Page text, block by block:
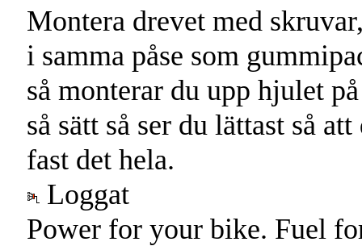
Montera drevet med
i samma påse som
så monterar du upp hjulet
så sätt så ser du lättast så
fast det hela.
Loggat
Power for your bike. Fuel